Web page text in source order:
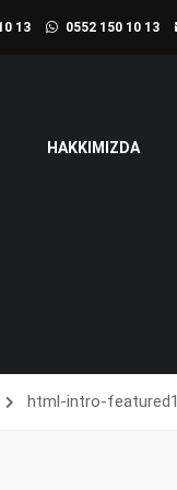
13 0552 150 10 13
HAKKIMIZDA
html-intro-featured1